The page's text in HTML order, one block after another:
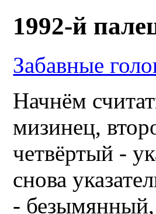
1992-й
Забавные
Начнём
мизинец,
четвёртый -
снова
-